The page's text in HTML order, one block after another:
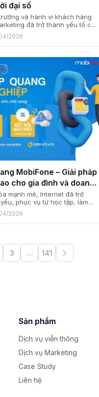
đại số
và hành vi khách hàng
đã trở thành yếu tố cốt
triển của doanh nghiệp. Một
hiệu quả nằm ở cách doanh
xây dựng chiến lược
đồng bộ […]
2026
MobiFone – Giải pháp
cho gia đình và doanh
mạnh mẽ, Internet đã trở
phục vụ từ học tập, làm
kinh doanh trực tuyến. Nhu
tốc độ cao, ổn định ngày
các đô thị và khu dân cư
2026
3 … 141
Sản phẩm
Dịch vụ viễn thông
Dịch vụ Marketing
Case Study
Liên hệ